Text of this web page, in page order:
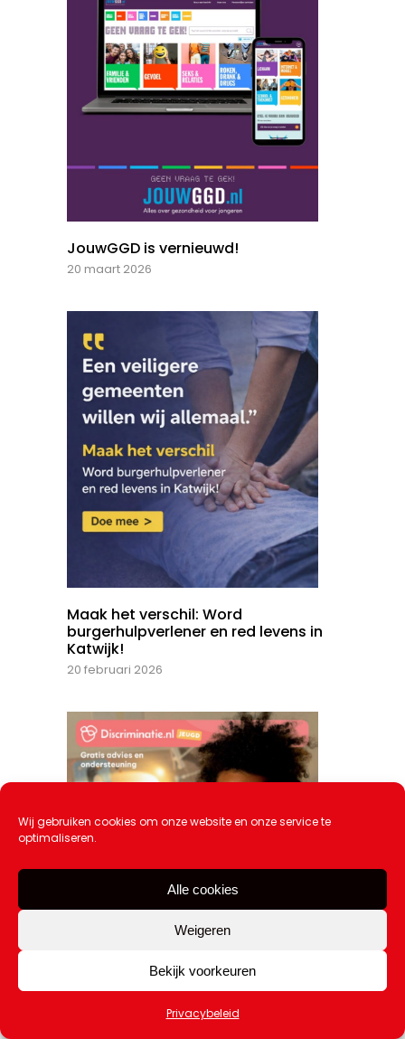
Wij gebruiken cookies om onze website en onze service te
optimaliseren.
Alle cookies
Weigeren
Bekijk voorkeuren
Privacybeleid
JouwGGD is vernieuwd!
20 maart 2026
Maak het verschil: Word
burgerhulpverlener en red levens in
Katwijk!
20 februari 2026